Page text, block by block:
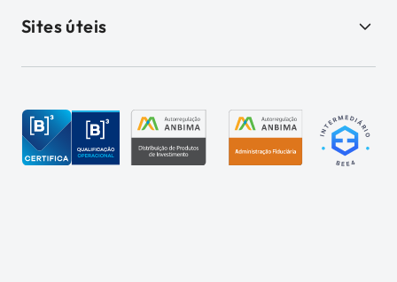
Sites úteis